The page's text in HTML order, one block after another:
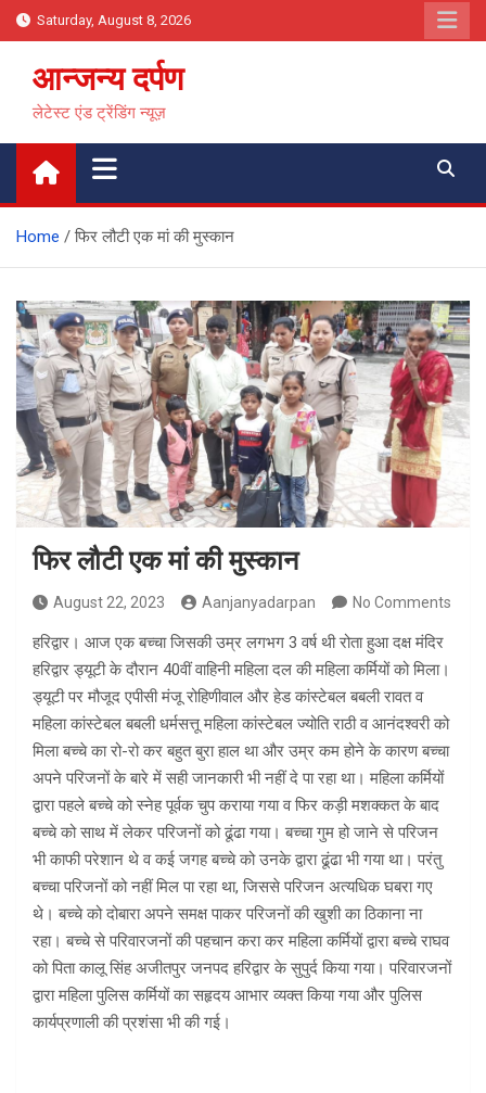
Skip
to
content
Saturday, August 8, 2026
आन्जन्य दर्पण
लेटेस्ट एंड ट्रेंडिंग न्यूज़
Home फिर लौटी एक मां की मुस्कान
फिर लौटी एक मां की मुस्कान
August 22, 2023 Aanjanyadarpan No Comments
हरिद्वार। आज एक बच्चा जिसकी उम्र लगभग 3 वर्ष थी रोता हुआ दक्ष मंदिर
हरिद्वार ड्यूटी के दौरान 40वीं वाहिनी महिला दल की महिला कर्मियों को मिला।
ड्यूटी पर मौजूद एपीसी मंजू रोहिणीवाल और हेड कांस्टेबल बबली रावत व
महिला कांस्टेबल बबली धर्मसत्तू महिला कांस्टेबल ज्योति राठी व आनंदश्वरी को
मिला बच्चे का रो-रो कर बहुत बुरा हाल था और उम्र कम होने के कारण बच्चा
अपने परिजनों के बारे में सही जानकारी भी नहीं दे पा रहा था। महिला कर्मियों
द्वारा पहले बच्चे को स्नेह पूर्वक चुप कराया गया व फिर कड़ी मशक्कत के बाद
बच्चे को साथ में लेकर परिजनों को ढूंढा गया। बच्चा गुम हो जाने से परिजन
भी काफी परेशान थे व कई जगह बच्चे को उनके द्वारा ढूंढा भी गया था। परंतु
बच्चा परिजनों को नहीं मिल पा रहा था, जिससे परिजन अत्यधिक घबरा गए
थे। बच्चे को दोबारा अपने समक्ष पाकर परिजनों की खुशी का ठिकाना ना
रहा। बच्चे से परिवारजनों की पहचान करा कर महिला कर्मियों द्वारा बच्चे राघव
को पिता कालू सिंह अजीतपुर जनपद हरिद्वार के सुपुर्द किया गया। परिवारजनों
द्वारा महिला पुलिस कर्मियों का सहृदय आभार व्यक्त किया गया और पुलिस
कार्यप्रणाली की प्रशंसा भी की गई।